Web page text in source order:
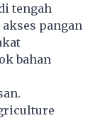
tengah
pangan
bahan